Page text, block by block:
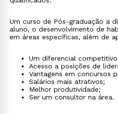
Um curso de Pós-graduação a
aluno, o desenvolvimento de
em áreas específicas, além de
Um diferencial
Acesso a posições de
Vantagens em concursos
Salários mais atrativos;
Melhor produtividade;
Ser um consultor na área.